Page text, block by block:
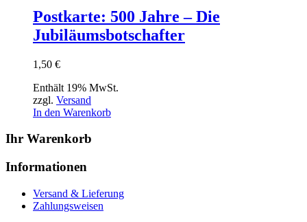
Postkarte: 500 Jahre – Die
Jubiläumsbotschafter
1,50 €
Enthält 19% MwSt.
zzgl. Versand
In den Warenkorb
Ihr Warenkorb
Informationen
Versand & Lieferung
Zahlungsweisen